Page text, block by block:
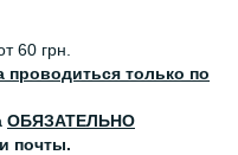
60 грн.
проводиться только по
ОБЯЗАТЕЛЬНО
почты.